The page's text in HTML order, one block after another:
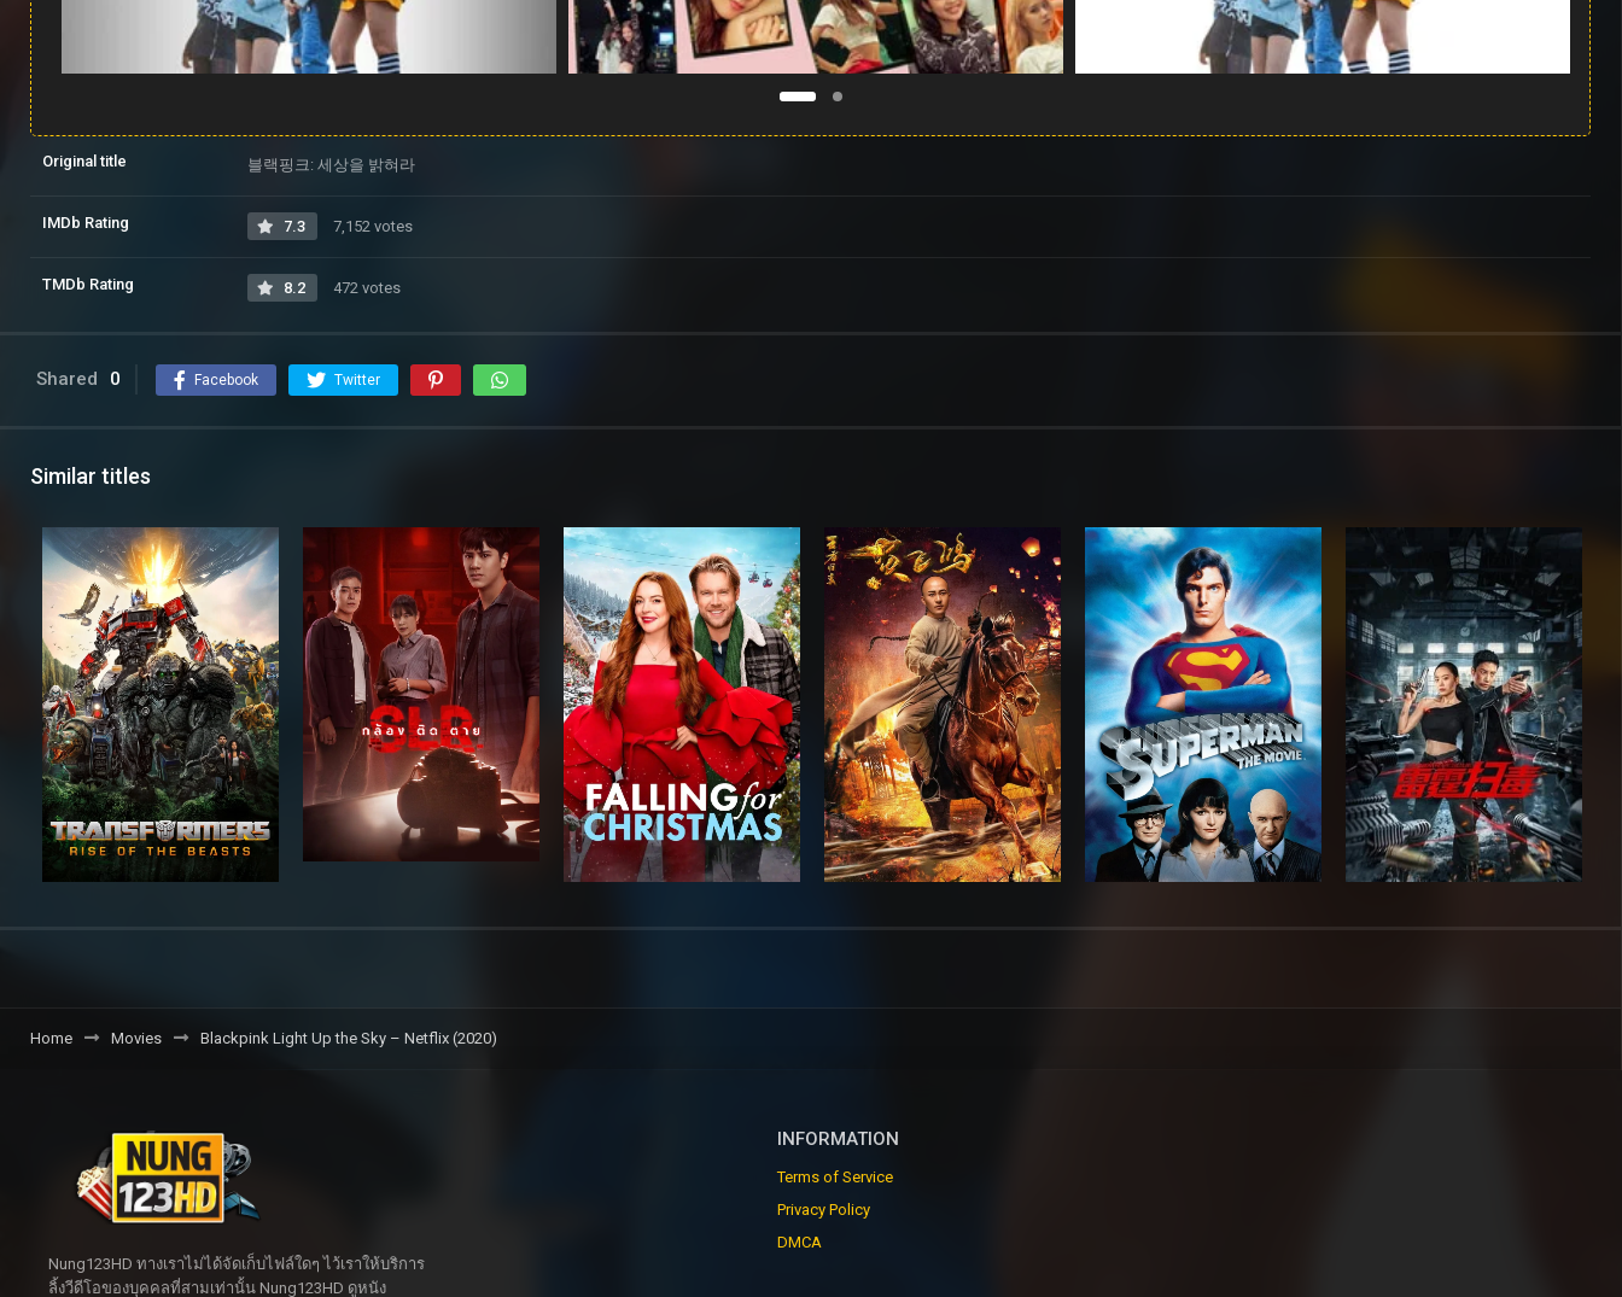
Original title 블랙핑크: 세상을 밝혀라
IMDb Rating 7.3 7,152 votes
TMDb Rating 8.2 472 votes
Shared 0 Facebook Twitter
Similar titles
Home Movies Blackpink Light Up the Sky – Netflix (2020)
INFORMATION
Terms of Service
Privacy Policy
DMCA
Nung123HD ทางเราไม่ได้จัดเก็บไฟล์ใดๆ ไว้เราให้บริการ
ลิ้งวีดีโอของบุคคลที่สามเท่านั้น Nung123HD ดูหนัง